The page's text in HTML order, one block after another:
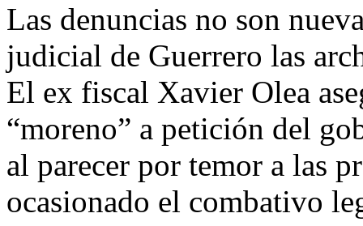
Las denuncias no son
judicial de Guerrero las
El ex fiscal Xavier Olea
“moreno” a petición del
al parecer por temor a las
ocasionado el combativo